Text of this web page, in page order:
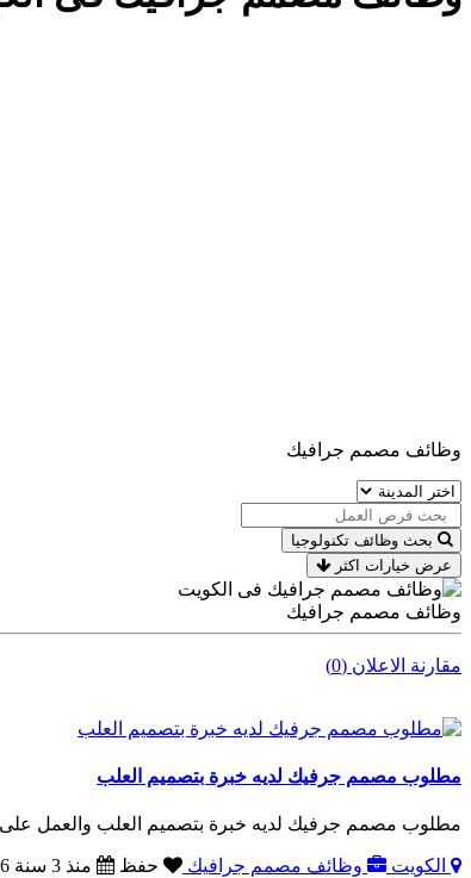
وظائف مصمم جرافيك
بحث وظائف تكنولوجيا
عرض خيارات اكثر
وظائف مصمم جرافيك
مقارنة الاعلان (0)
مطلوب مصمم جرفيك لديه خبرة بتصميم العلب
مطلوب مصمم جرفيك لديه خبرة بتصميم العلب والعمل على
الكويت وظائف مصمم جرافيك حفظ منذ 3 سنة 6 شهر